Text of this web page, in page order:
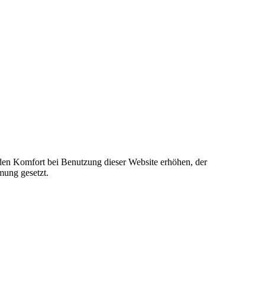
Komfort bei Benutzung dieser Website erhöhen, der
gesetzt.